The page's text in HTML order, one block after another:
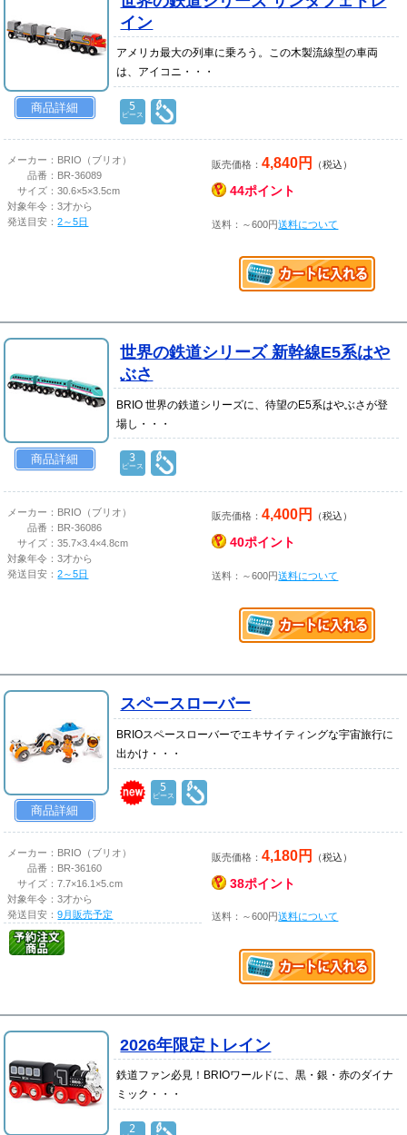
商品詳細
イン
アメリカ最大の列車に乗ろう。この木製流線型の車両
は、アイコニ・・・
5
ピース
メーカー： BRIO（ブリオ）
品番： BR-36089
サイズ：30.6×5×3.5cm
対象年令：3才から
発送目安：2～5日
販売価格：4,840円 （税込）
44ポイント
送料：～600円送料について
商品詳細
世界の鉄道シリーズ 新幹線E5系はや
ぶさ
BRIO 世界の鉄道シリーズに、待望のE5系はやぶさが登
場し・・・
3
ピース
メーカー： BRIO（ブリオ）
品番： BR-36086
サイズ：35.7×3.4×4.8cm
対象年令：3才から
発送目安：2～5日
販売価格：4,400円 （税込）
40ポイント
送料：～600円送料について
商品詳細
スペースローバー
BRIOスペースローバーでエキサイティングな宇宙旅行に
出かけ・・・
5
ピース
メーカー： BRIO（ブリオ）
品番： BR-36160
サイズ：7.7×16.1×5.cm
対象年令：3才から
発送目安：9月販売予定
販売価格：4,180円 （税込）
38ポイント
送料：～600円送料について
2026年限定トレイン
鉄道ファン必見！BRIOワールドに、黒・銀・赤のダイナ
ミック・・・
2